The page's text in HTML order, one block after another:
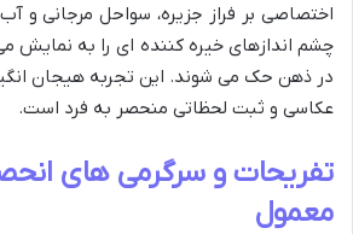
اختصاصی بر فراز جزیره، سواحل مرجانی و
چشم اندازهای خیره کننده ای را به نمایش
در ذهن حک می شوند. این تجربه هیجان
عکاسی و ثبت لحظاتی منحصر به فرد است.
تفریحات و سرگرمی های
معمول